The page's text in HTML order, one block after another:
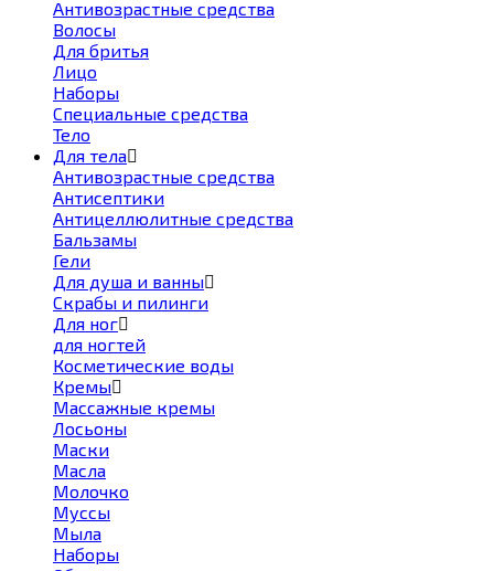
Антивозрастные средства
Волосы
Для бритья
Лицо
Наборы
Специальные средства
Тело
Для тела
Антивозрастные средства
Антисептики
Антицеллюлитные средства
Бальзамы
Гели
Для душа и ванны
Скрабы и пилинги
Для ног
для ногтей
Косметические воды
Кремы
Массажные кремы
Лосьоны
Маски
Масла
Молочко
Муссы
Мыла
Наборы